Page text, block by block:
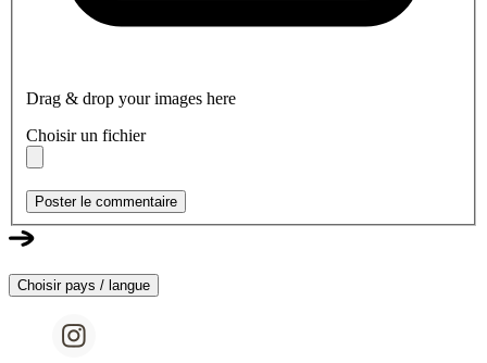
Drag & drop your images here
Choisir un fichier
Poster le commentaire
Choisir pays / langue